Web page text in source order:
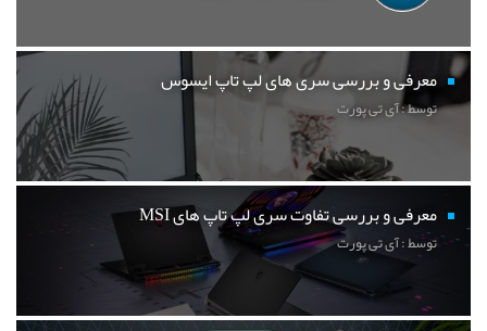
معرفی و بررسی سری های لپ تاپ ایسوس
توسط : آی تی پورت
معرفی و بررسی تفاوت سری لپ تاپ های MSI
توسط : آی تی پورت